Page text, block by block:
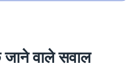
वाले सवाल